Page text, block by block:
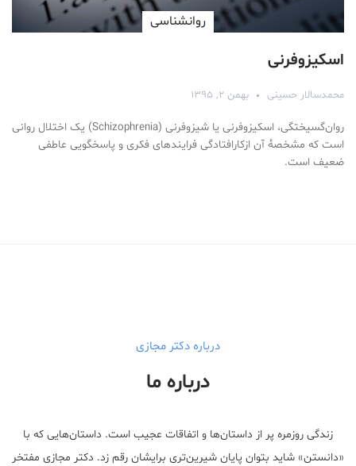
روانشناسی
اسکیزوفرنی
محمد‌سالار حسینی بهمن ۲, ۱۳۹۵
روان‌گسیختگی، اسکیزوفرنی یا شیزوفرنی (Schizophrenia) یک اختلال روانی
است که مشخصهٔ آن ازکارافتادگی فرایندهای فکری و پاسخگویی عاطفی
ضعیف است.
درباره دکتر مجازی
درباره ما
زندگی روزمره پر از داستان‌ها و اتفاقات عجیب است. داستان‌هایی که با
«دانستن» شاید بتوان پایان شیرین‌تری برایشان رقم زد. دکتر مجازی مفتخر